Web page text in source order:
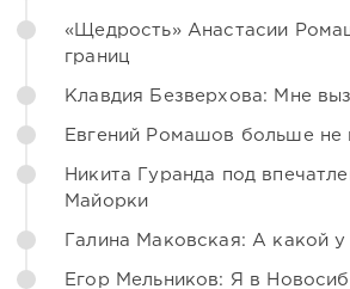
«Щедрость» Анастасии
границ
Клавдия Безверхова: Мне
Евгений Ромашов больше не
Никита Гуранда под
Майорки
Галина Маковская: А какой у
Егор Мельников: Я в